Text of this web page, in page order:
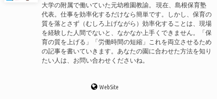
大学の附属で働いていた元幼稚園教諭。 現在、島根保育塾
代表。仕事を効率化するだけなら簡単です。しかし、保育の
質を落とさず（むしろ上げながら）効率化することは、現場
を経験した人間でないと、なかなか上手くできません。「保
育の質を上げる」「労働時間の短縮」これを両立させるため
の記事を書いていきます。あなたの園に合わせた方法を知り
たい人は、お問い合わせくださいね。
WebSite